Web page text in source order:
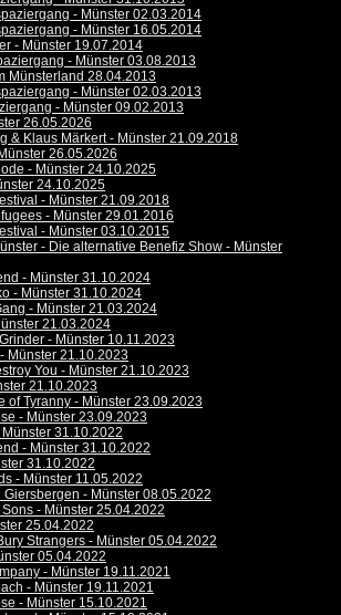
- Münster 02.03.2014
- Münster 16.05.2014
- Münster 19.07.2014
- Münster 03.08.2013
Münsterland 28.04.2013
- Münster 02.03.2013
- Münster 09.02.2013
26.05.2026
& Klaus Märkert - Münster 21.09.2018
26.05.2026
- Münster 24.10.2025
24.10.2025
- Münster 21.09.2018
- Münster 29.01.2016
- Münster 03.10.2015
- Die alternative Benefiz Show - Münster
- Münster 31.10.2024
- Münster 31.10.2024
- Münster 21.03.2024
21.03.2024
- Münster 10.11.2023
Münster 21.10.2023
You - Münster 21.10.2023
21.10.2023
of Tyranny - Münster 23.09.2023
- Münster 23.09.2023
31.10.2022
- Münster 31.10.2022
31.10.2022
- Münster 11.05.2022
Giersbergen - Münster 08.05.2022
- Münster 25.04.2022
25.04.2022
Strangers - Münster 05.04.2022
05.04.2022
- Münster 19.11.2021
- Münster 19.11.2021
- Münster 15.10.2021